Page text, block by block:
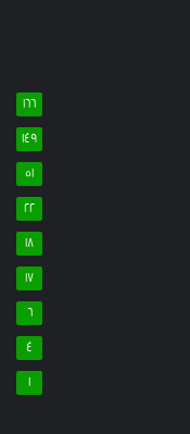
166
149
51
22
18
17
6
4
1